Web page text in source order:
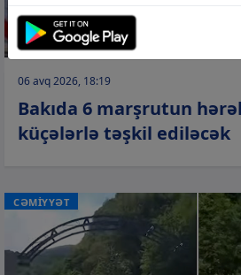
06 avq 2026, 18:19
Bakıda 6 marşrutun
küçələrlə təşkil ediləcək
CƏMİYYƏT